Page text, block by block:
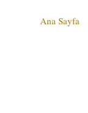
Ana Sayfa